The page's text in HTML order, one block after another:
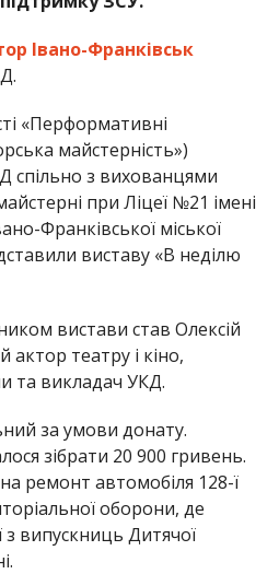
Івано-Франківськ
«Перформативні
майстерність»)
спільно з вихованцями
при Ліцеї №21 імені
Франківської міської
виставу «В неділю
вистави став Олексій
театру і кіно,
та викладач УКД.
за умови донату.
зібрати 20 900 гривень.
ремонт автомобіля 128-ї
оборони, де
з випускниць Дитячої